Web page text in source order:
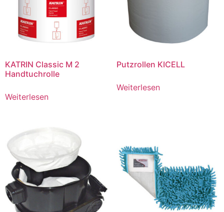
KATRIN Classic M 2
Handtuchrolle
Weiterlesen
Putzrollen KICELL
Weiterlesen